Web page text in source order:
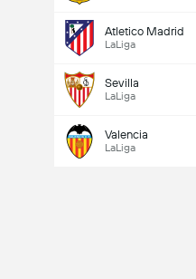
Atletico Madrid
LaLiga
Sevilla
LaLiga
Valencia
LaLiga